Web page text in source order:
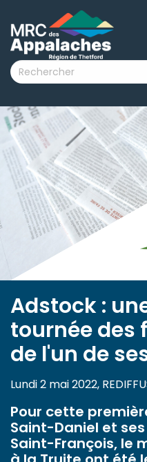
submenu (La MRC )
submenu (Citoyens )
submenu (Visiteurs )
submenu (Nouvelles )
submenu
Adstock :
tournée
de l'un de
Lundi 2 mai 2022,
Pour cette
Saint-Daniel et
Saint-François, le